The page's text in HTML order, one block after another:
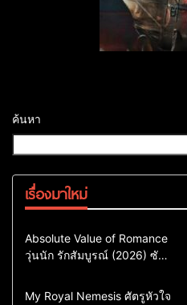
ค้นหา
เรื่องมาใหม่
Comedy
Drama
ซีรี่ย์เกาหลี
ซีรี่ย์เกาหลีพากย์ไทย
Absolute Value of Romance
วุ่นนัก รักสัมบูรณ์ (2026) ซับ
Comedy
Drama
My Royal Nemesis ศัตรูหัวใจ